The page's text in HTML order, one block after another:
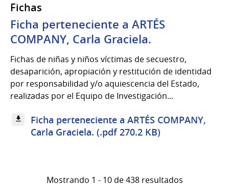
Fichas
Ficha perteneciente a ARTÉS
COMPANY, Carla Graciela.
Fichas de niñas y niños víctimas de secuestro,
desaparición, apropiación y restitución de identidad
por responsabilidad y/o aquiescencia del Estado,
realizadas por el Equipo de Investigación...
Ficha perteneciente a ARTÉS COMPANY,
Carla Graciela. (.pdf 270.2 KB)
Mostrando 1 - 10 de 438 resultados